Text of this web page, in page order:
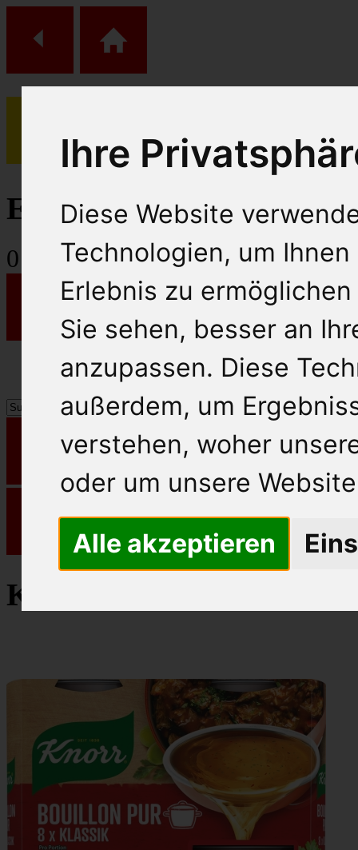
Ihre
Diese Website
Technologien, um
Erlebnis zu
Sie sehen, besser an
anzupassen. Diese
außerdem, um
verstehen, woher
oder um unsere
Alle akzeptieren
(0)
Einkaufs Wagen
0 Artikel
Knorr Basissauce